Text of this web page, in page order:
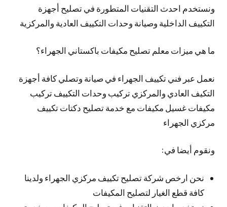
ونستخدم احدث التقنيات المتطورة في تصليح أجهزة
التكييف الداخلية وصيانة وحدات التكييف العادية والمركزية
ما هي ميزات معلم تصليح مكيفات باكستاني الجهراء؟
نعمل عبر فني تكييف الجهراء في صيانة وتصلي كافة أجهزة
التكيف العادي والمركزي تركيب وحدات التكييف تركيب
مكيفات غسيل مكيفات مع خدمة تصليح دكتات تكييف
مركزي الجهراء
ونقوم أيضا في:
نحن ارخص شركة تصليح تكييف مركزي الجهراء ولدينا
كافة قطع الغيار لتصليح المكيفات